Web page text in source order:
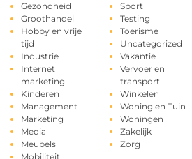
Gezondheid
Groothandel
Hobby en vrije
tijd
Industrie
Internet
marketing
Kinderen
Management
Marketing
Media
Meubels
Mobiliteit
Sport
Testing
Toerisme
Uncategorized
Vakantie
Vervoer en
transport
Winkelen
Woning en Tuin
Woningen
Zakelijk
Zorg